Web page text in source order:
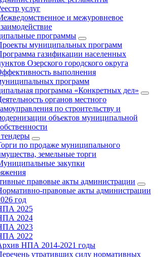
услуг
и межуровневое
программы
муниципальных программ
газификации населенных
Озерского городского округа
выполнения
программ
программа «Конкретных дел»
органов местного
по строительству и
объектов муниципальной
по продаже муниципального
земельные торги
закупки
правовые акты администрации
правовые акты администрации
год
2025
2024
2023
2022
НПА 2014-2021 годы
утративших силу нормативных